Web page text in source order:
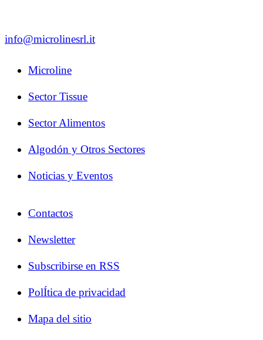
info@microlinesrl.it
Microline
Sector Tissue
Sector Alimentos
Algodón y Otros Sectores
Noticias y Eventos
Contactos
Newsletter
Subscribirse en RSS
PolÍtica de privacidad
Mapa del sitio